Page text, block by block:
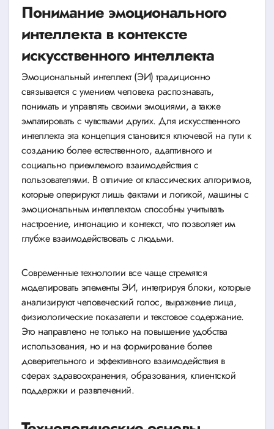
Понимание эмоционального
интеллекта в контексте
искусственного интеллекта
Эмоциональный интеллект (ЭИ) традиционно
связывается с умением человека распознавать,
понимать и управлять своими эмоциями, а также
эмпатировать с чувствами других. Для искусственного
интеллекта эта концепция становится ключевой на пути к
созданию более естественного, адаптивного и
социально приемлемого взаимодействия с
пользователями. В отличие от классических алгоритмов,
которые оперируют лишь фактами и логикой, машины с
эмоциональным интеллектом способны учитывать
настроение, интонацию и контекст, что позволяет им
глубже взаимодействовать с людьми.
Современные технологии все чаще стремятся
моделировать элементы ЭИ, интегрируя блоки, которые
анализируют человеческий голос, выражение лица,
физиологические показатели и текстовое содержание.
Это направлено не только на повышение удобства
использования, но и на формирование более
доверительного и эффективного взаимодействия в
сферах здравоохранения, образования, клиентской
поддержки и развлечений.